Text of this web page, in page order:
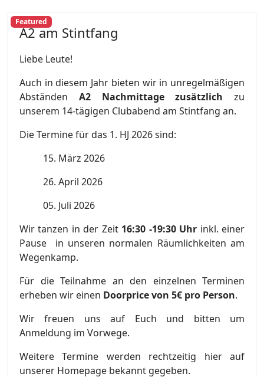
Featured
A2 am Stintfang
Liebe Leute!
Auch in diesem Jahr bieten wir in unregelmäßigen
Abständen A2 Nachmittage zusätzlich zu
unserem 14-tägigen Clubabend am Stintfang an.
Die Termine für das 1. HJ 2026 sind:
15. März 2026
26. April 2026
05. Juli 2026
Wir tanzen in der Zeit 16:30 -19:30 Uhr inkl. einer
Pause in unseren normalen Räumlichkeiten am
Wegenkamp.
Für die Teilnahme an den einzelnen Terminen
erheben wir einen Doorprice von 5€ pro Person.
Wir freuen uns auf Euch und bitten um
Anmeldung im Vorwege.
Weitere Termine werden rechtzeitig hier auf
unserer Homepage bekannt gegeben.